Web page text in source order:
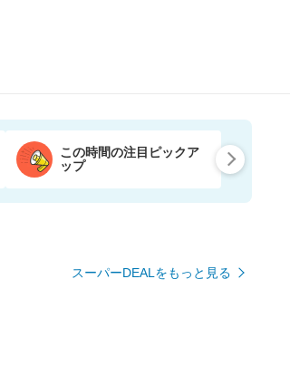
この時間の注目ピックア
ップ
スーパーDEALをもっと見る